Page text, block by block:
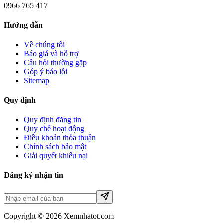
0966 765 417
Hướng dẫn
Về chúng tôi
Báo giá và hỗ trợ
Câu hỏi thường gặp
Góp ý báo lỗi
Sitemap
Quy định
Quy định đăng tin
Quy chế hoạt động
Điều khoản thỏa thuận
Chính sách bảo mật
Giải quyết khiếu nại
Đăng ký nhận tin
Copyright © 2026 Xemnhatot.com